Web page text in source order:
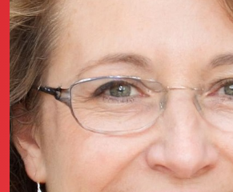
La fondatrice Valeria
Annunci Donne
Agenzia matrimoniale Club di Più
Love Notebook
Il libro Donna di Cuori
Quanto costa Club di Più
Love Academy